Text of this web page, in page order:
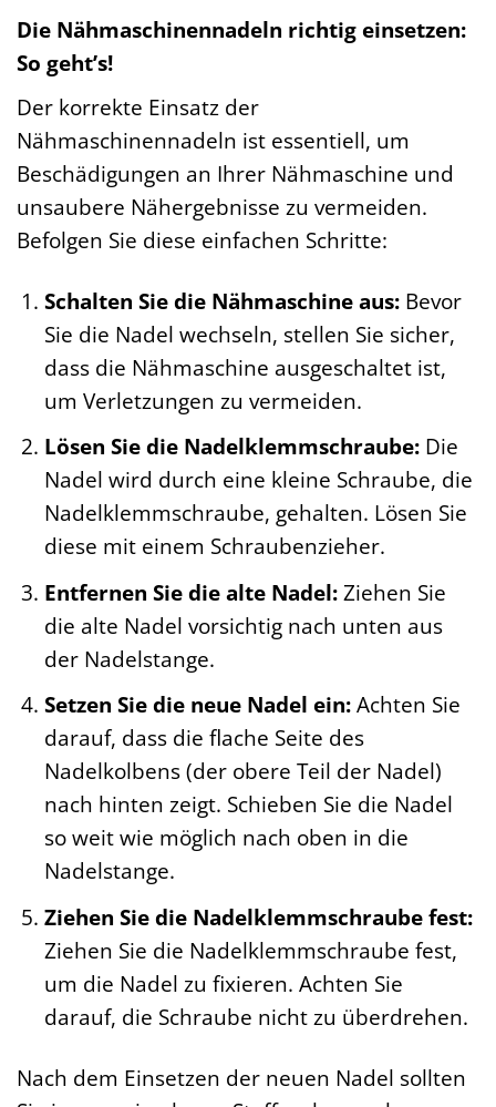
Die Nähmaschinennadeln richtig einsetzen:
So geht’s!
Der korrekte Einsatz der
Nähmaschinennadeln ist essentiell, um
Beschädigungen an Ihrer Nähmaschine und
unsaubere Nähergebnisse zu vermeiden.
Befolgen Sie diese einfachen Schritte:
Schalten Sie die Nähmaschine aus:Bevor
Sie die Nadel wechseln, stellen Sie sicher,
dass die Nähmaschine ausgeschaltet ist,
um Verletzungen zu vermeiden.
Lösen Sie die Nadelklemmschraube:Die
Nadel wird durch eine kleine Schraube, die
Nadelklemmschraube, gehalten. Lösen Sie
diese mit einem Schraubenzieher.
Entfernen Sie die alte Nadel:Ziehen Sie
die alte Nadel vorsichtig nach unten aus
der Nadelstange.
Setzen Sie die neue Nadel ein:Achten Sie
darauf, dass die flache Seite des
Nadelkolbens (der obere Teil der Nadel)
nach hinten zeigt. Schieben Sie die Nadel
so weit wie möglich nach oben in die
Nadelstange.
Ziehen Sie die Nadelklemmschraube fest:
Ziehen Sie die Nadelklemmschraube fest,
um die Nadel zu fixieren. Achten Sie
darauf, die Schraube nicht zu überdrehen.
Nach dem Einsetzen der neuen Nadel sollten